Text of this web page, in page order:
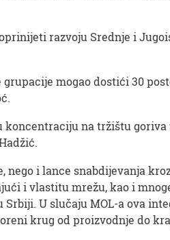
razvoju Srednje i
mogao dostići 30
na tržištu
i lance snabdijevanja
i vlastitu mrežu, kao i
U slučaju MOL-a ova
krug od proizvodnje do